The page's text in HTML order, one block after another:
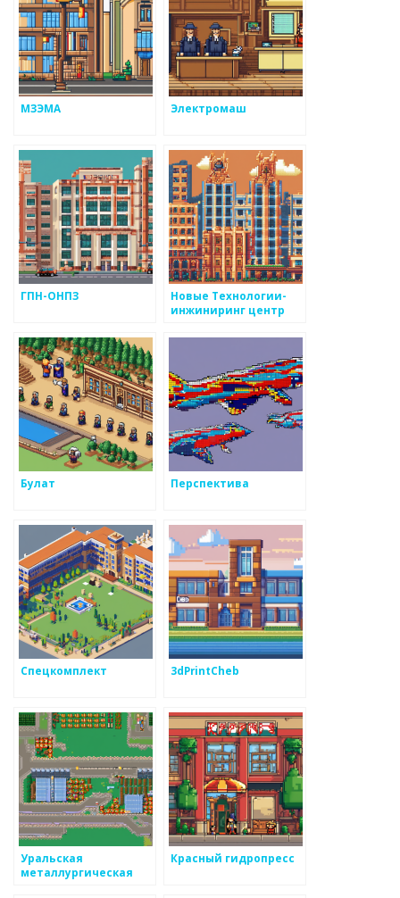
МЗЭМА Электромаш
ГПН-ОНПЗ
Новые Технологии-
инжиниринг центр
Булат Перспектива
Спецкомплект 3dPrintCheb
Уральская
металлургическая
Красный гидропресс